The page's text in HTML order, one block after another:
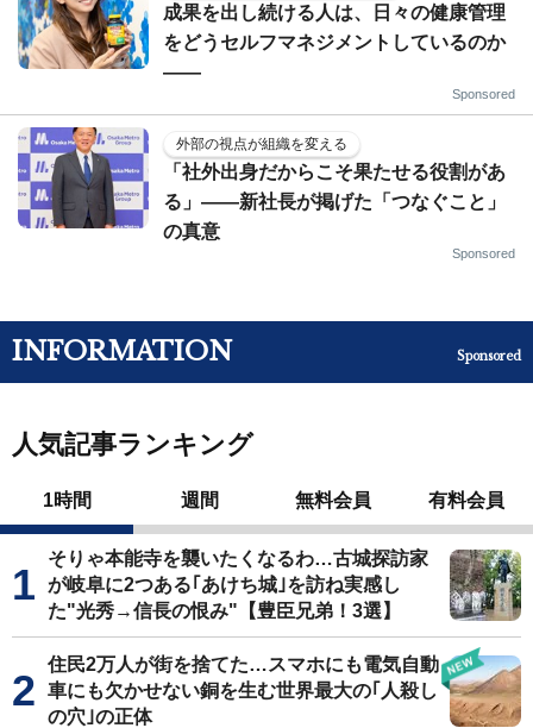
成果を出し続ける人は、日々の健康管理
をどうセルフマネジメントしているのか
——
Sponsored
外部の視点が組織を変える
「社外出身だからこそ果たせる役割があ
る」――新社長が掲げた「つなぐこと」
の真意
Sponsored
INFORMATION Sponsored
人気記事ランキング
1時間 週間 無料会員 有料会員
そりゃ本能寺を襲いたくなるわ…古城探訪家
が岐阜に2つある｢あけち城｣を訪ね実感し
た"光秀→信長の恨み"【豊臣兄弟！3選】
住民2万人が街を捨てた…スマホにも電気自動
車にも欠かせない銅を生む世界最大の｢人殺し
の穴｣の正体